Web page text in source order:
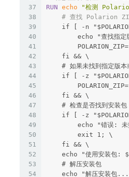
37
38
39
40
41
42
43
44
45
46
47
48
49
50
51
52
53
54
RUN echo "检测
# 查找 Polarion
if [ -n
echo "查找指
    fi && \
# 如果未找到指定版本
if [ -z
    fi && \
    # 检查是否找到安装包
if [ -z
echo "错误:
        exit 1; \
    fi && \
echo "使用安装包:
    # 解压安装包
echo "解压安装包